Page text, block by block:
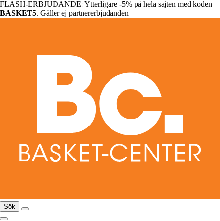
FLASH-ERBJUDANDE: Ytterligare -5% på hela sajten med koden
BASKET5. Gäller ej partnererbjudanden
Sök